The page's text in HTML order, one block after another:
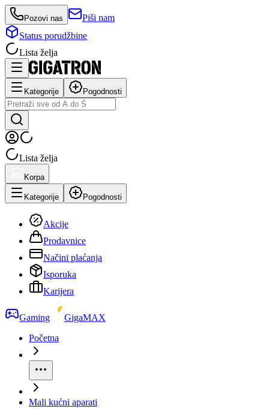
Pozovi nas
Piši nam
Status porudžbine
Lista želja
Kategorije Pogodnosti
Lista želja
Korpa
Kategorije Pogodnosti
Akcije
Prodavnice
Načini plaćanja
Isporuka
Karijera
Gaming
GigaMAX
Početna
Mali kućni aparati